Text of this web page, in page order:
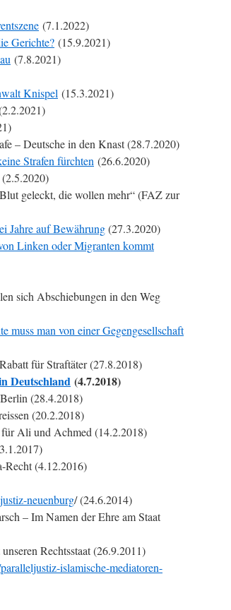
(7.1.2022)
Gerichte? (15.9.2021)
(7.8.2021)
Knispel (15.3.2021)
– Deutsche in den Knast (28.7.2020)
Strafen fürchten (26.6.2020)
(2.5.2020)
geleckt, die wollen mehr“ (FAZ zur
Jahre auf Bewährung(27.3.2020)
Linken oder Migranten kommt
sich Abschiebungen in den Weg
muss man von einer Gegengesellschaft
für Straftäter (27.8.2018)
Deutschland (4.7.2018)
(28.4.2018)
(20.2.2018)
Ali und Achmed (14.2.2018)
Recht (4.12.2016)
neuenburg/ (24.6.2014)
– Im Namen der Ehre am Staat
Rechtsstaat (26.9.2011)
islamische-mediatoren-